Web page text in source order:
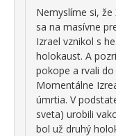
Nemyslíme si, že
sa na masívne
Izrael vznikol s
holokaust. A
pokope a rvali
Momentálne
úmrtia. V
sveta) urobili
bol už druhý